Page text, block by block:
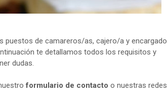
puestos de camareros/as, cajero/a y encargado
te detallamos todos los requisitos y
dudas.
formulario de contacto o nuestras redes